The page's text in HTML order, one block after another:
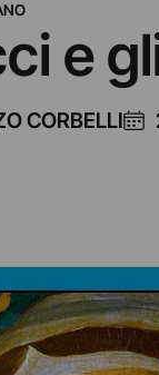
e
CORBELLI